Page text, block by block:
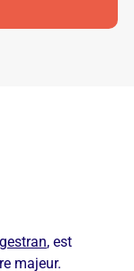
, est
majeur.